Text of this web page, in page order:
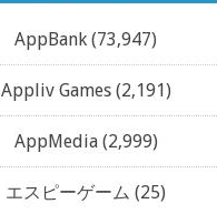
AppBank (73,947)
Appliv Games(2,191)
AppMedia(2,999)
エスピーゲーム (25)